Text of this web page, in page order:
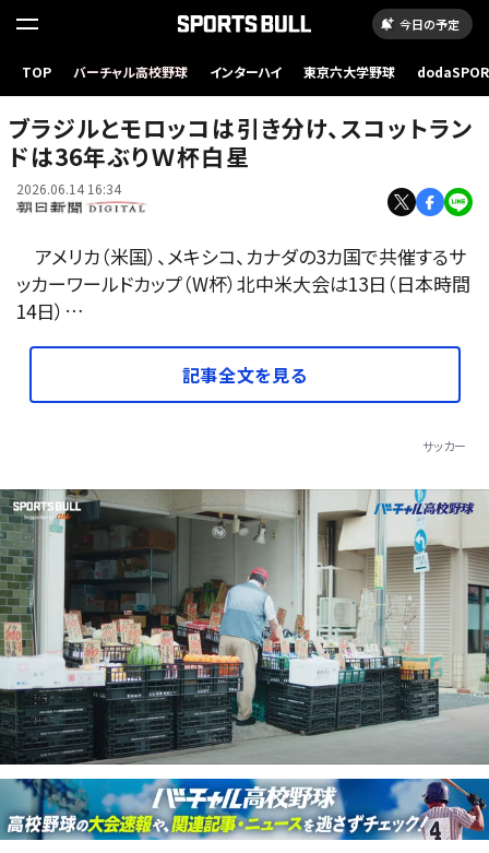
今日の予定
TOP バーチャル高校野球 インターハイ 東京六大学野球
放つモロッコMFサイバリ（左）=米ニュージャージー州、ロイター
ブラジルとモロッコは引き分け、スコットラン
ドは36年ぶりＷ杯白星
2026.06.14 16:34
アメリカ（米国）、メキシコ、カナダの3カ国で共催するサ
ッカーワールドカップ（W杯）北中米大会は13日（日本時間
14日）…
記事全文を見る
サッカー